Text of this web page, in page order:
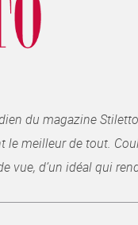
du magazine
meilleur de tout.
vue, d’un idéal qui